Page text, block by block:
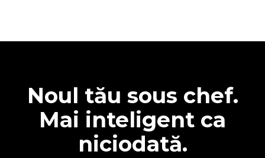
Noul tău sous chef.
Mai inteligent ca
niciodată.